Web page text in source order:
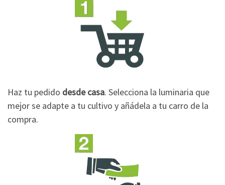
Haz tu pedido desde casa. Selecciona la luminaria que
mejor se adapte a tu cultivo y añádela a tu carro de la
compra.